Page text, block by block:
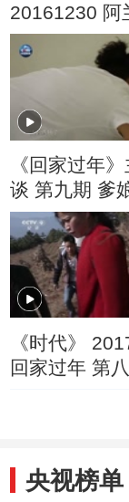
20161230 阿
——破译纳粹
人
《回家过年
谈 第九期 爹
儿，哪儿就是
《时代》
回家过年 第八
央视榜单